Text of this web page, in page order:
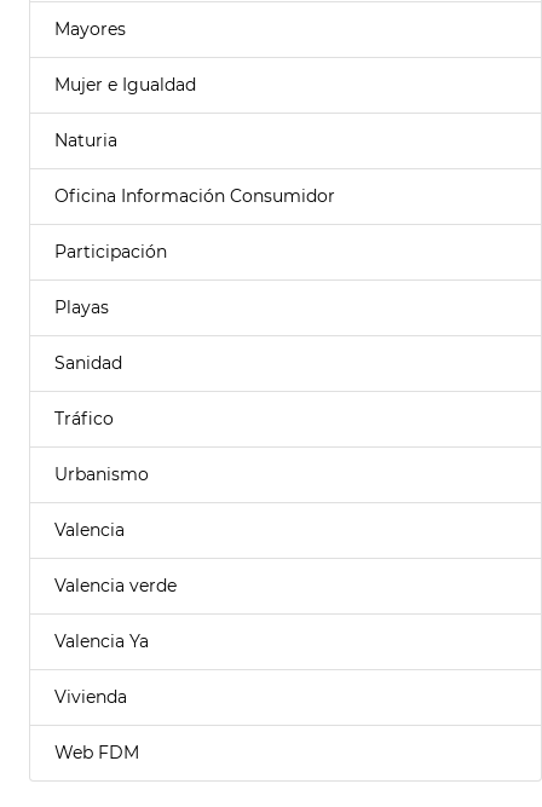
Mayores
Mujer e Igualdad
Naturia
Oficina Información Consumidor
Participación
Playas
Sanidad
Tráfico
Urbanismo
Valencia
Valencia verde
Valencia Ya
Vivienda
Web FDM